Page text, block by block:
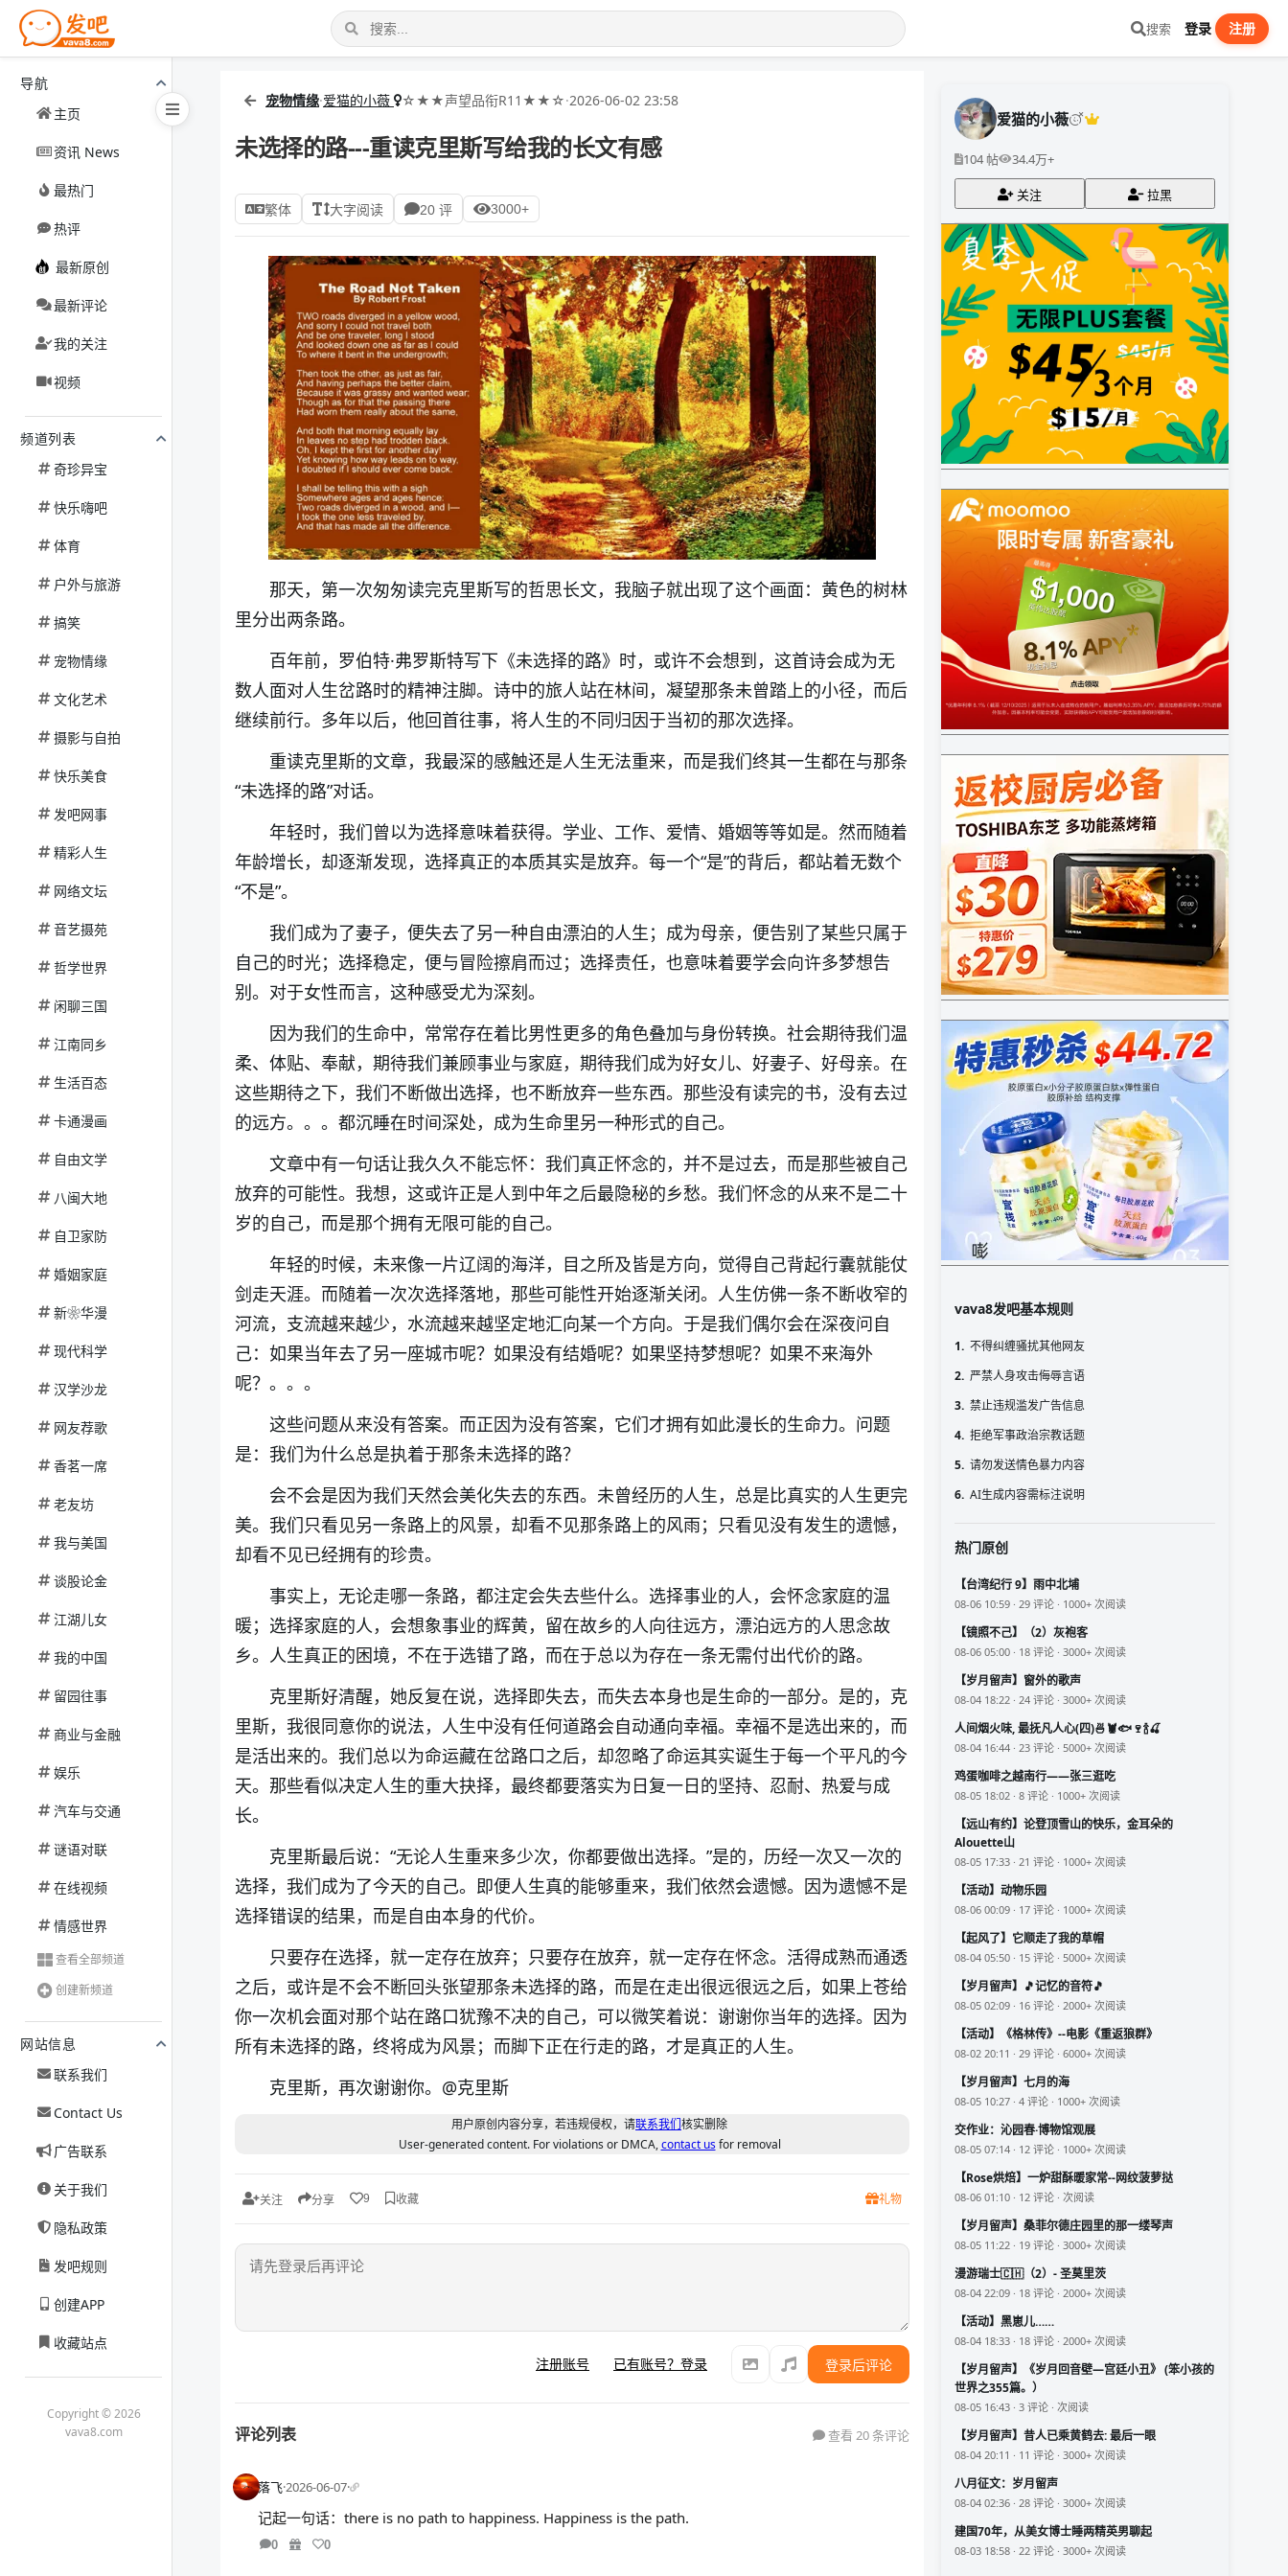
搜索 登录 注册
导航
主页
资讯 News
最热门
热评
最新原创
最新评论
我的关注
视频
频道列表
奇珍异宝
快乐嗨吧
体育
户外与旅游
搞笑
宠物情缘
文化艺术
摄影与自拍
快乐美食
发吧网事
精彩人生
网络文坛
音艺摄苑
哲学世界
闲聊三国
江南同乡
生活百态
卡通漫画
自由文学
八闽大地
自卫家防
婚姻家庭
新❀华漫
现代科学
汉学沙龙
网友荐歌
香茗一席
老友坊
我与美国
谈股论金
江湖儿女
我的中国
留园往事
商业与金融
娱乐
汽车与交通
谜语对联
在线视频
情感世界
查看全部频道
创建新频道
网站信息
联系我们
Contact Us
广告联系
关于我们
隐私政策
发吧规则
创建APP
收藏站点
Copyright © 2026
vava8.com
宠物情缘·爱猫的小薇 ☆★★声望品衔R11★★☆·2026-06-02 23:58
未选择的路---重读克里斯写给我的长文有感
繁体 大字阅读 20 评 3000+
那天，第一次匆匆读完克里斯写的哲思长文，我脑子就出现了这个画面：黄色的树林
里分出两条路。
百年前，罗伯特·弗罗斯特写下《未选择的路》时，或许不会想到，这首诗会成为无
数人面对人生岔路时的精神注脚。诗中的旅人站在林间，凝望那条未曾踏上的小径，而后
继续前行。多年以后，他回首往事，将人生的不同归因于当初的那次选择。
重读克里斯的文章，我最深的感触还是人生无法重来，而是我们终其一生都在与那条
“未选择的路”对话。
年轻时，我们曾以为选择意味着获得。学业、工作、爱情、婚姻等等如是。然而随着
年龄增长，却逐渐发现，选择真正的本质其实是放弃。每一个“是”的背后，都站着无数个
“不是”。
我们成为了妻子，便失去了另一种自由漂泊的人生；成为母亲，便告别了某些只属于
自己的时光；选择稳定，便与冒险擦肩而过；选择责任，也意味着要学会向许多梦想告
别。对于女性而言，这种感受尤为深刻。
因为我们的生命中，常常存在着比男性更多的角色叠加与身份转换。社会期待我们温
柔、体贴、奉献，期待我们兼顾事业与家庭，期待我们成为好女儿、好妻子、好母亲。在
这些期待之下，我们不断做出选择，也不断放弃一些东西。那些没有读完的书，没有去过
的远方。。。都沉睡在时间深处，成为生命里另一种形式的自己。
文章中有一句话让我久久不能忘怀：我们真正怀念的，并不是过去，而是那些被自己
放弃的可能性。我想，这或许正是人到中年之后最隐秘的乡愁。我们怀念的从来不是二十
岁的自己，而是那个拥有无限可能的自己。
年轻的时候，未来像一片辽阔的海洋，目之所及皆是方向，觉得自己背起行囊就能仗
剑走天涯。而随着一次次选择落地，那些可能性开始逐渐关闭。人生仿佛一条不断收窄的
河流，支流越来越少，水流越来越坚定地汇向某一个方向。于是我们偶尔会在深夜问自
己：如果当年去了另一座城市呢？如果没有结婚呢？如果坚持梦想呢？如果不来海外
呢？。。。
这些问题从来没有答案。而正因为没有答案，它们才拥有如此漫长的生命力。问题
是：我们为什么总是执着于那条未选择的路？
会不会是因为我们天然会美化失去的东西。未曾经历的人生，总是比真实的人生更完
美。我们只看见另一条路上的风景，却看不见那条路上的风雨；只看见没有发生的遗憾，
却看不见已经拥有的珍贵。
事实上，无论走哪一条路，都注定会失去些什么。选择事业的人，会怀念家庭的温
暖；选择家庭的人，会想象事业的辉黄，留在故乡的人向往远方，漂泊远方的人思念故
乡。人生真正的困境，不在于选错了路，而在于总以为存在一条无需付出代价的路。
克里斯好清醒，她反复在说，选择即失去，而失去本身也是生命的一部分。是的，克
里斯，我很同意你的说法，人生中没有任何道路会自动通向幸福。幸福不是选出来的，而
是活出来的。我们总以为命运藏在岔路口之后，却忽略了命运其实诞生于每一个平凡的今
天。那些看似决定人生的重大抉择，最终都要落实为日复一日的坚持、忍耐、热爱与成
长。
克里斯最后说：“无论人生重来多少次，你都要做出选择。”是的，历经一次又一次的
选择，我们成为了今天的自己。即便人生真的能够重来，我们依然会遗憾。因为遗憾不是
选择错误的结果，而是自由本身的代价。
只要存在选择，就一定存在放弃；只要存在放弃，就一定存在怀念。活得成熟而通透
之后，或许是不会不断回头张望那条未选择的路，而是在走出很远很远之后，如果上苍给
你一次机会面对那个站在路口犹豫不决的自己，可以微笑着说：谢谢你当年的选择。因为
所有未选择的路，终将成为风景；而脚下正在行走的路，才是真正的人生。
克里斯，再次谢谢你。 @克里斯
用户原创内容分享，若违规侵权，请联系我们核实删除
User-generated content. For violations or DMCA,contact usfor removal
关注 分享 9 收藏 礼物
注册账号 已有账号？登录 登录后评论
评论列表 查看 20 条评论
落飞·2026-06-07·
记起一句话：there is no path to happiness. Happiness is the path.
0 0
爱猫的小薇
104 帖 34.4万+
关注 拉黑
vava8发吧基本规则
1. 不得纠缠骚扰其他网友
2. 严禁人身攻击侮辱言语
3. 禁止违规滥发广告信息
4. 拒绝军事政治宗教话题
5. 请勿发送情色暴力内容
6. AI生成内容需标注说明
热门原创
【台湾纪行 9】雨中北埔
08-06 10:59 · 29 评论 · 1000+ 次阅读
【镜照不己】（2）灰袍客
08-06 05:00 · 18 评论 · 3000+ 次阅读
【岁月留声】窗外的歌声
08-04 18:22 · 24 评论 · 3000+ 次阅读
人间烟火味, 最抚凡人心(四)🍜🦞🐟🍷🍾🍒
08-04 16:44 · 23 评论 · 5000+ 次阅读
鸡蛋咖啡之越南行——张三逛吃
08-05 18:02 · 8 评论 · 1000+ 次阅读
【远山有约】论登顶雪山的快乐，金耳朵的
Alouette山
08-05 17:33 · 21 评论 · 1000+ 次阅读
【活动】动物乐园
08-06 00:09 · 17 评论 · 1000+ 次阅读
【起风了】它顺走了我的草帽
08-04 05:50 · 15 评论 · 5000+ 次阅读
【岁月留声】🎵记忆的音符🎵
08-05 02:09 · 16 评论 · 2000+ 次阅读
【活动】《格林传》--电影《重返狼群》
08-02 20:11 · 29 评论 · 6000+ 次阅读
【岁月留声】七月的海
08-05 10:27 · 4 评论 · 1000+ 次阅读
交作业：沁园春·博物馆观展
08-05 07:14 · 12 评论 · 1000+ 次阅读
【Rose烘焙】一炉甜酥暖家常--网纹菠萝挞
08-06 01:10 · 12 评论 · 次阅读
【岁月留声】桑菲尔德庄园里的那一缕琴声
08-05 11:22 · 19 评论 · 3000+ 次阅读
漫游瑞士🇨🇭（2）- 圣莫里茨
08-04 22:09 · 18 评论 · 2000+ 次阅读
【活动】黑崽儿……
08-04 18:33 · 18 评论 · 2000+ 次阅读
【岁月留声】《岁月回音壁—宫廷小丑》 (笨小孩的
世界之355篇。）
08-05 16:43 · 3 评论 · 次阅读
【岁月留声】昔人已乘黄鹤去: 最后一眼
08-04 20:11 · 11 评论 · 3000+ 次阅读
八月征文：岁月留声
08-04 02:36 · 28 评论 · 3000+ 次阅读
建国70年，从美女博士睡两精英男聊起
08-03 18:58 · 22 评论 · 3000+ 次阅读